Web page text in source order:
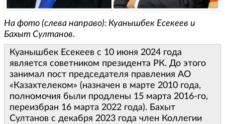
На фото (слева направо): Куанышбек Есекеев и
Бахыт Султанов.
Куанышбек Есекеев с 10 июня 2024 года
является советником президента РК. До этого
занимал пост председателя правления АО
«Казахтелеком» (назначен в марте 2010 года,
полномочия были продлены 15 марта 2016-го,
переизбран 16 марта 2022 года). Бахыт
Султанов с декабря 2023 года член Коллегии